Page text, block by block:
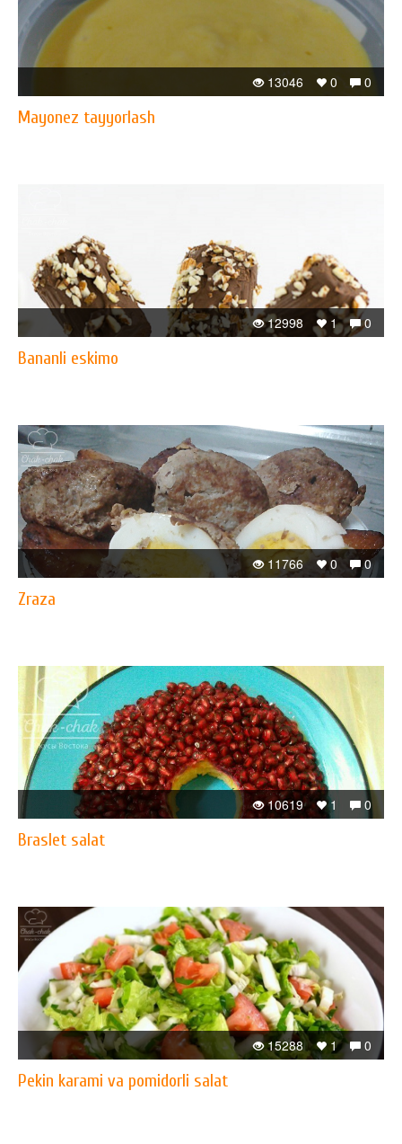
0
0
13046
Mayonez tayyorlash
0
1
12998
Bananli eskimo
0
0
11766
Zraza
0
1
10619
Braslet salat
0
1
15288
Pekin karami va pomidorli salat